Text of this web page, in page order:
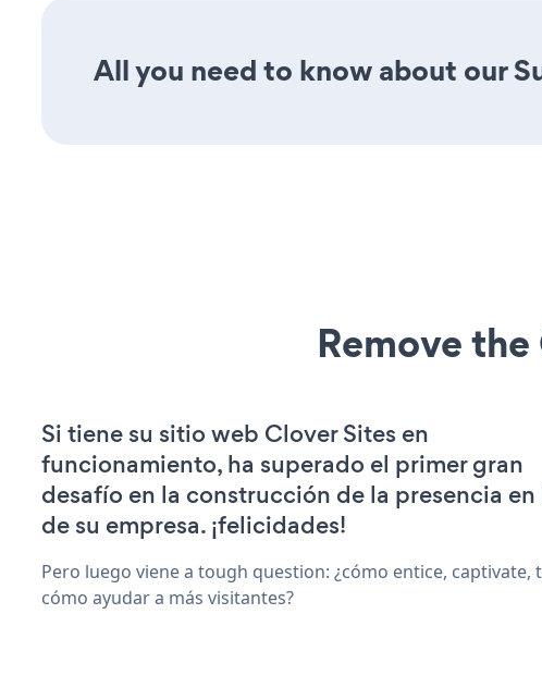
All you need to know about our
Remove
Si tiene su sitio web Clover Sites en
funcionamiento, ha superado el primer gran
desafío en la construcción de la presencia en
de su empresa. ¡felicidades!
Pero luego viene a tough question: ¿cómo entice, captivate,
cómo ayudar a más visitantes?